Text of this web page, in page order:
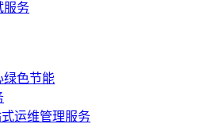
服务
绿色节能
运维管理服务